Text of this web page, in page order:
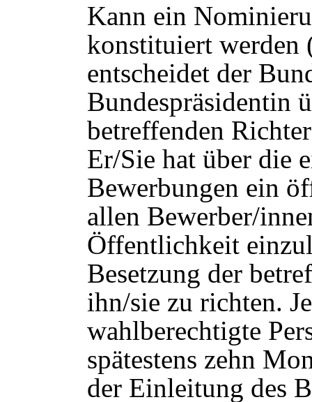
Kann ein
konstituiert werden
entscheidet der
Bundespräsidentin
betreffenden
Er/Sie hat über die
Bewerbungen ein
allen Bewerber/
Öffentlichkeit
Besetzung der
ihn/sie zu richten.
wahlberechtigte
spätestens zehn
der Einleitung des